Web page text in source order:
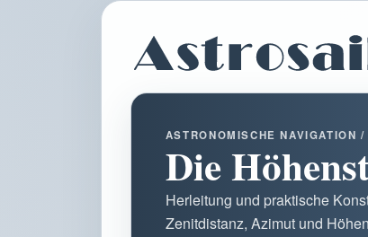
ASTRONOMISCHE NAVIGATION
Die
Herleitung und praktische
Zenitdistanz, Azimut und